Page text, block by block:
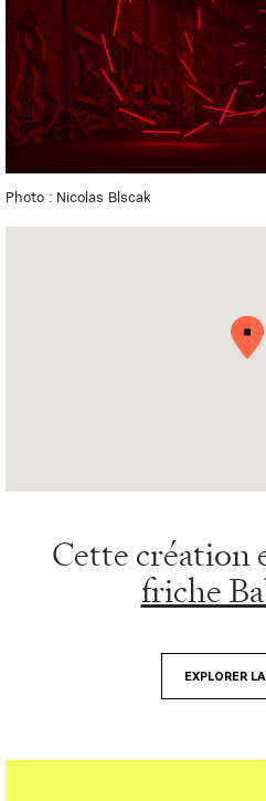
Photo : Nicolas Blscak
Cette création
friche
EXPLORER